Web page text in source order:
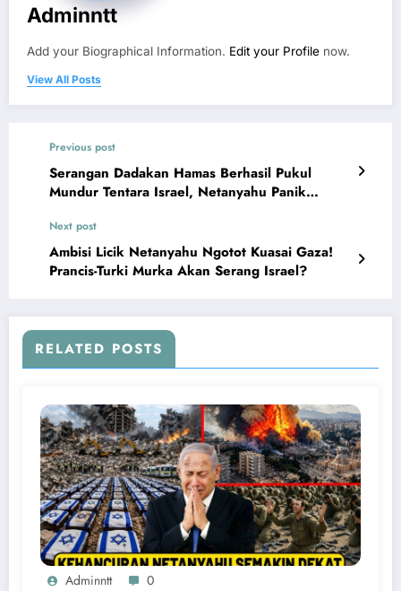
Adminntt
Add your Biographical Information. Edit your Profile now.
View All Posts
Previous post
Serangan Dadakan Hamas Berhasil Pukul
Mundur Tentara Israel, Netanyahu Panik
Next post
Ambisi Licik Netanyahu Ngotot Kuasai Gaza!
Prancis-Turki Murka Akan Serang Israel?
RELATED POSTS
Adminntt 0